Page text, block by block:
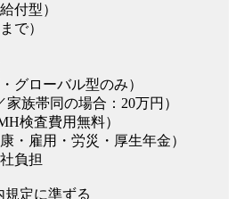
付型）
で）
グローバル型のみ）
族帯同の場合：20万円）
検査費用無料）
・雇用・労災・厚生年金）
負担
規定に準ずる